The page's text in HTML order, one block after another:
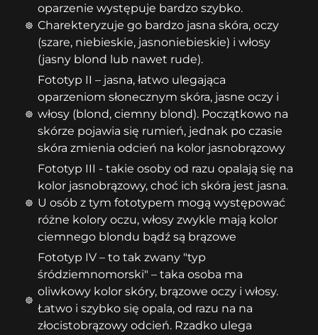
oparzenie występuje bardzo szybko.
Charekteryzuje go bardzo jasna skóra, oczy
(szare, niebieskie, jasnoniebieskie) i włosy
(jasny blond lub nawet rude).
Fototyp II – jasna, łatwo ulegająca
oparzeniom słonecznym skóra, jasne oczy i
włosy (blond, ciemny blond). Początkowo na
skórze pojawia się rumień, jednak po czasie
skóra zmienia odcień na kolor jasnobrązowy
Fototyp III - takie osoby od razu opalają się na
kolor jasnobrązowy, choć ich skóra jest jasna.
U osób z tym fototypem mogą występować
różne kolory oczu, włosy zwykle mają kolor
ciemnego blondu bądź są brązowe
Fototyp IV – to tak zwany "typ
śródziemnomorski" – taka osoba ma
oliwkowy kolor skóry, brązowe oczy i włosy.
Łatwo i szybko się opala, od razu na na
złocistobrązowy odcień. Rzadko ulega